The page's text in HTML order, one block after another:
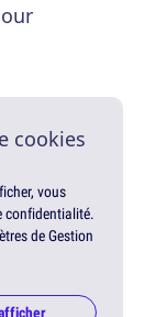
cookies
vous
confidentialité.
de Gestion